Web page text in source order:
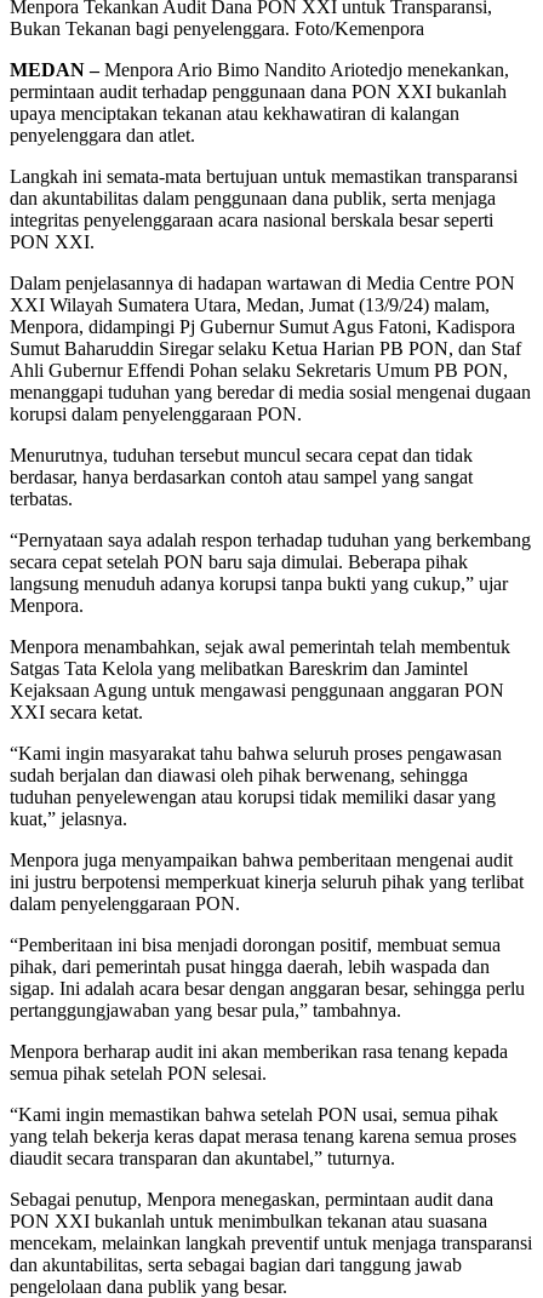
Menpora Tekankan Audit Dana PON XXI untuk Transparansi,
Bukan Tekanan bagi penyelenggara. Foto/Kemenpora
MEDAN –Menpora Ario Bimo Nandito Ariotedjo menekankan,
permintaan audit terhadap penggunaan dana PON XXI bukanlah
upaya menciptakan tekanan atau kekhawatiran di kalangan
penyelenggara dan atlet.
Langkah ini semata-mata bertujuan untuk memastikan transparansi
dan akuntabilitas dalam penggunaan dana publik, serta menjaga
integritas penyelenggaraan acara nasional berskala besar seperti
PON XXI.
Dalam penjelasannya di hadapan wartawan di Media Centre PON
XXI Wilayah Sumatera Utara, Medan, Jumat (13/9/24) malam,
Menpora, didampingi Pj Gubernur Sumut Agus Fatoni, Kadispora
Sumut Baharuddin Siregar selaku Ketua Harian PB PON, dan Staf
Ahli Gubernur Effendi Pohan selaku Sekretaris Umum PB PON,
menanggapi tuduhan yang beredar di media sosial mengenai dugaan
korupsi dalam penyelenggaraan PON.
Menurutnya, tuduhan tersebut muncul secara cepat dan tidak
berdasar, hanya berdasarkan contoh atau sampel yang sangat
terbatas.
“Pernyataan saya adalah respon terhadap tuduhan yang berkembang
secara cepat setelah PON baru saja dimulai. Beberapa pihak
langsung menuduh adanya korupsi tanpa bukti yang cukup,” ujar
Menpora.
Menpora menambahkan, sejak awal pemerintah telah membentuk
Satgas Tata Kelola yang melibatkan Bareskrim dan Jamintel
Kejaksaan Agung untuk mengawasi penggunaan anggaran PON
XXI secara ketat.
“Kami ingin masyarakat tahu bahwa seluruh proses pengawasan
sudah berjalan dan diawasi oleh pihak berwenang, sehingga
tuduhan penyelewengan atau korupsi tidak memiliki dasar yang
kuat,” jelasnya.
Menpora juga menyampaikan bahwa pemberitaan mengenai audit
ini justru berpotensi memperkuat kinerja seluruh pihak yang terlibat
dalam penyelenggaraan PON.
“Pemberitaan ini bisa menjadi dorongan positif, membuat semua
pihak, dari pemerintah pusat hingga daerah, lebih waspada dan
sigap. Ini adalah acara besar dengan anggaran besar, sehingga perlu
pertanggungjawaban yang besar pula,” tambahnya.
Menpora berharap audit ini akan memberikan rasa tenang kepada
semua pihak setelah PON selesai.
“Kami ingin memastikan bahwa setelah PON usai, semua pihak
yang telah bekerja keras dapat merasa tenang karena semua proses
diaudit secara transparan dan akuntabel,” tuturnya.
Sebagai penutup, Menpora menegaskan, permintaan audit dana
PON XXI bukanlah untuk menimbulkan tekanan atau suasana
mencekam, melainkan langkah preventif untuk menjaga transparansi
dan akuntabilitas, serta sebagai bagian dari tanggung jawab
pengelolaan dana publik yang besar.